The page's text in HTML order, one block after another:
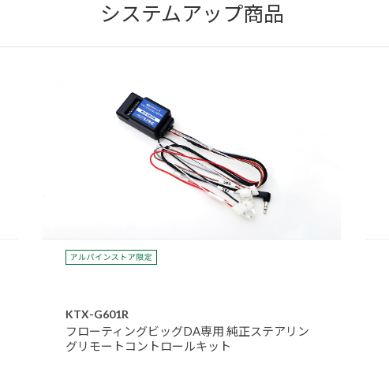
システムアップ商品
KTX-G601R
フローティングビッグDA専用 純正ステアリン
グリモートコントロールキット